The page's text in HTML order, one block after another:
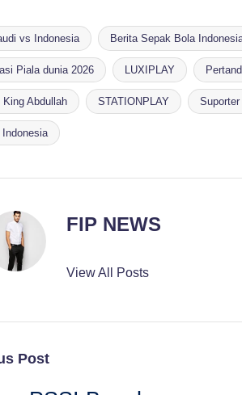
vs Indonesia Berita Sepak Bola
Piala dunia 2026 LUXIPLAY
King Abdullah STATIONPLAY
FIP NEWS
View All Posts
Post